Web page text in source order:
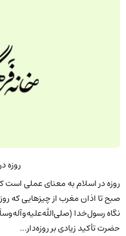
روزه
روزه در اسلام به معنای عملی است
صبح تا اذان مغرب از چیزهایی که
نگاه رسول‌خدا
حضرت تأکید زیادی بر روزه‌دار...